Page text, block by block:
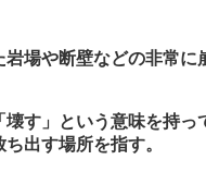
場や断壁などの非常に
す」という意味を持っ
出す場所を指す。